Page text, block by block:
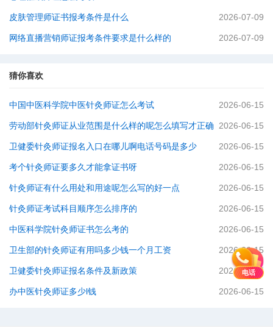
皮肤管理师证书报考条件是什么 2026-07-09
网络直播营销师证报考条件要求是什么样的 2026-07-09
猜你喜欢
中国中医科学院中医针灸师证怎么考试 2026-06-15
劳动部针灸师证从业范围是什么样的呢怎么填写才正确 2026-06-15
卫健委针灸师证报名入口在哪儿啊电话号码是多少 2026-06-15
考个针灸师证要多久才能拿证书呀 2026-06-15
针灸师证有什么用处和用途呢怎么写的好一点 2026-06-15
针灸师证考试科目顺序怎么排序的 2026-06-15
中医科学院针灸师证书怎么考的 2026-06-15
卫生部的针灸师证有用吗多少钱一个月工资 2026-06-15
卫健委针灸师证报名条件及新政策 2026-06-15
办中医针灸师证多少l钱 2026-06-15
电话